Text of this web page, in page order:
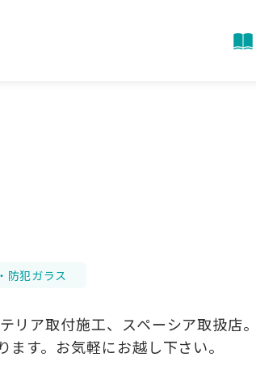
防犯ガラス
ア取付施工、スペーシア取扱店。
す。お気軽にお越し下さい。